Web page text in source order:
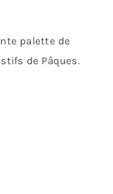
palette de
de Pâques.